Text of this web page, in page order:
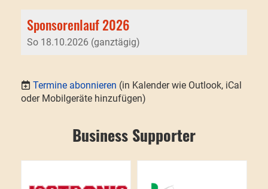
Sponsorenlauf 2026
So 18.10.2026 (ganztägig)
Termine abonnieren (in Kalender wie Outlook, iCal
oder Mobilgeräte hinzufügen)
Business Supporter